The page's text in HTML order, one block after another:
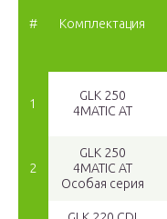
# Комплектация
1
GLK 250
4MATIC AT
2
GLK 250
4MATIC AT
Особая серия